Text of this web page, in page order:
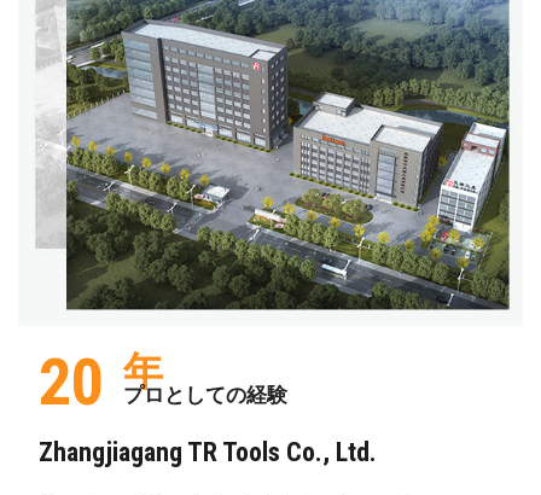
20 年
プロとしての経験
Zhangjiagang TR Tools Co., Ltd.